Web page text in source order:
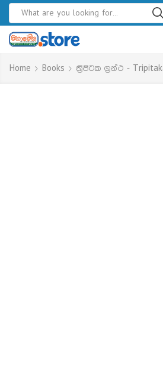
Home Books ත්‍රිපිටක ග්‍රන්ථ -